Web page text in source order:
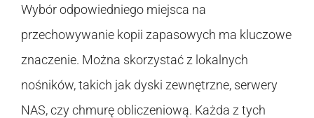
Wybór odpowiedniego miejsca na
przechowywanie kopii zapasowych ma kluczowe
znaczenie. Można skorzystać z lokalnych
nośników, takich jak dyski zewnętrzne, serwery
NAS, czy chmurę obliczeniową. Każda z tych